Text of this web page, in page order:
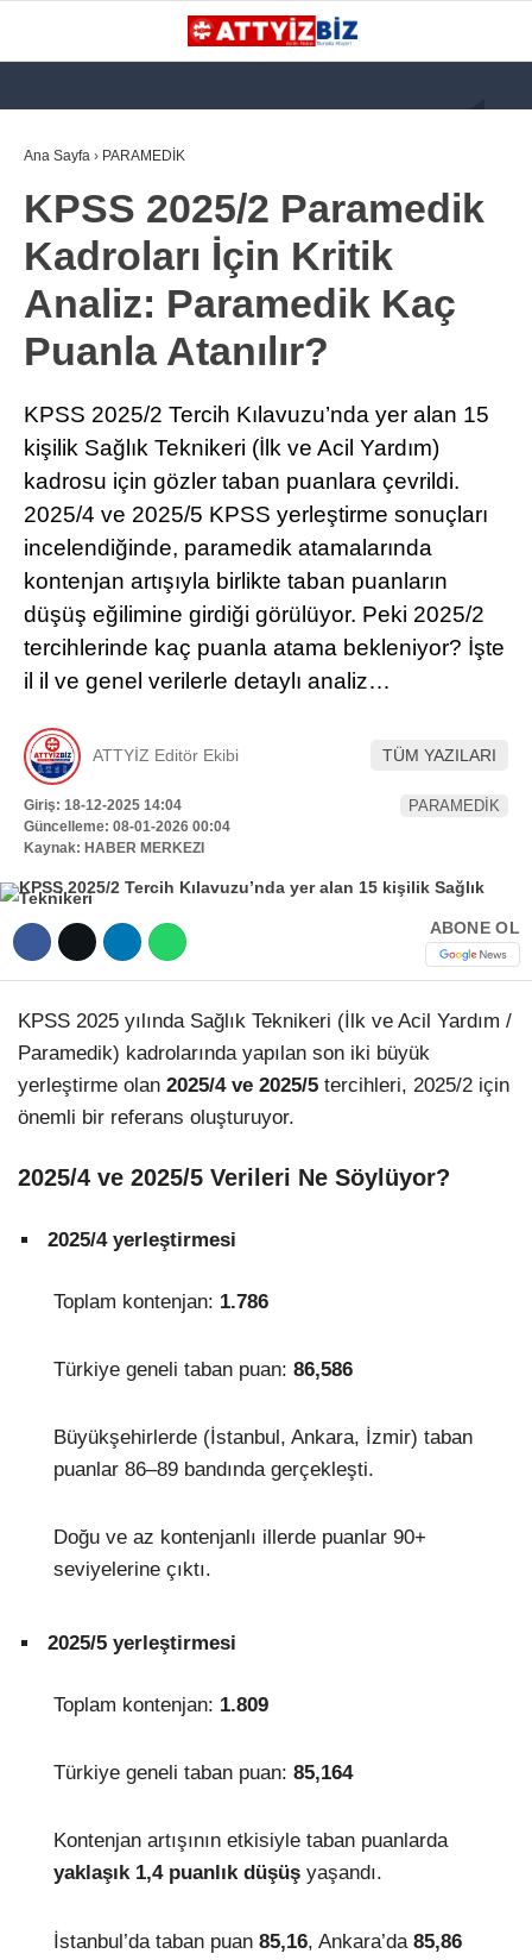
WhatsApp İhbar
Hattı
Facebook
Dribbble
Telegram
KATEGORİLER
GÜNDEM
112 ACİL
KPSS
STK
TERCİH ROBOTU
Ana Sayfa › PARAMEDİK
KPSS 2025/2 Paramedik
Kadroları İçin Kritik
Analiz: Paramedik Kaç
Puanla Atanılır?
KPSS 2025/2 Tercih Kılavuzu’nda yer alan 15
kişilik Sağlık Teknikeri (İlk ve Acil Yardım)
kadrosu için gözler taban puanlara çevrildi.
2025/4 ve 2025/5 KPSS yerleştirme sonuçları
incelendiğinde, paramedik atamalarında
kontenjan artışıyla birlikte taban puanların
düşüş eğilimine girdiği görülüyor. Peki 2025/2
tercihlerinde kaç puanla atama bekleniyor? İşte
il il ve genel verilerle detaylı analiz…
ATTYİZ Editör Ekibi TÜM YAZILARI
Giriş: 18-12-2025 14:04
Güncelleme: 08-01-2026 00:04
Kaynak: HABER MERKEZI
PARAMEDİK
ABONE OL
KPSS 2025 yılında Sağlık Teknikeri (İlk ve Acil Yardım /
Paramedik) kadrolarında yapılan son iki büyük
yerleştirme olan 2025/4 ve 2025/5 tercihleri, 2025/2 için
önemli bir referans oluşturuyor.
2025/4 ve 2025/5 Verileri Ne Söylüyor?
2025/4 yerleştirmesi
Toplam kontenjan: 1.786
Türkiye geneli taban puan: 86,586
Büyükşehirlerde (İstanbul, Ankara, İzmir) taban
puanlar 86–89 bandında gerçekleşti.
Doğu ve az kontenjanlı illerde puanlar 90+
seviyelerine çıktı.
2025/5 yerleştirmesi
Toplam kontenjan: 1.809
Türkiye geneli taban puan: 85,164
Kontenjan artışının etkisiyle taban puanlarda
yaklaşık 1,4 puanlık düşüş yaşandı.
İstanbul’da taban puan 85,16, Ankara’da 85,86